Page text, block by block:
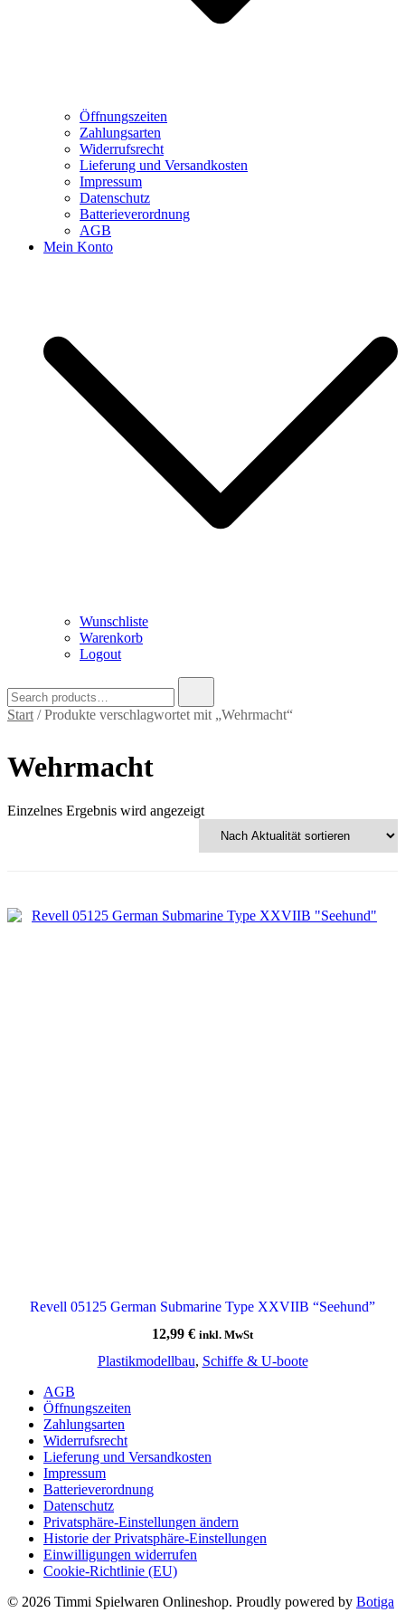
Öffnungszeiten
Zahlungsarten
Widerrufsrecht
Lieferung und Versandkosten
Impressum
Datenschutz
Batterieverordnung
AGB
Mein Konto
Wunschliste
Warenkorb
Logout
for:
Start / Produkte verschlagwortet mit „Wehrmacht“
Wehrmacht
Einzelnes Ergebnis wird angezeigt
Revell 05125 German Submarine Type XXVIIB “Seehund”
12,99 € inkl. MwSt
Plastikmodellbau, Schiffe & U-boote
AGB
Öffnungszeiten
Zahlungsarten
Widerrufsrecht
Lieferung und Versandkosten
Impressum
Batterieverordnung
Datenschutz
Privatsphäre-Einstellungen ändern
Historie der Privatsphäre-Einstellungen
Einwilligungen widerrufen
Cookie-Richtlinie (EU)
© 2026 Timmi Spielwaren Onlineshop. Proudly powered by Botiga